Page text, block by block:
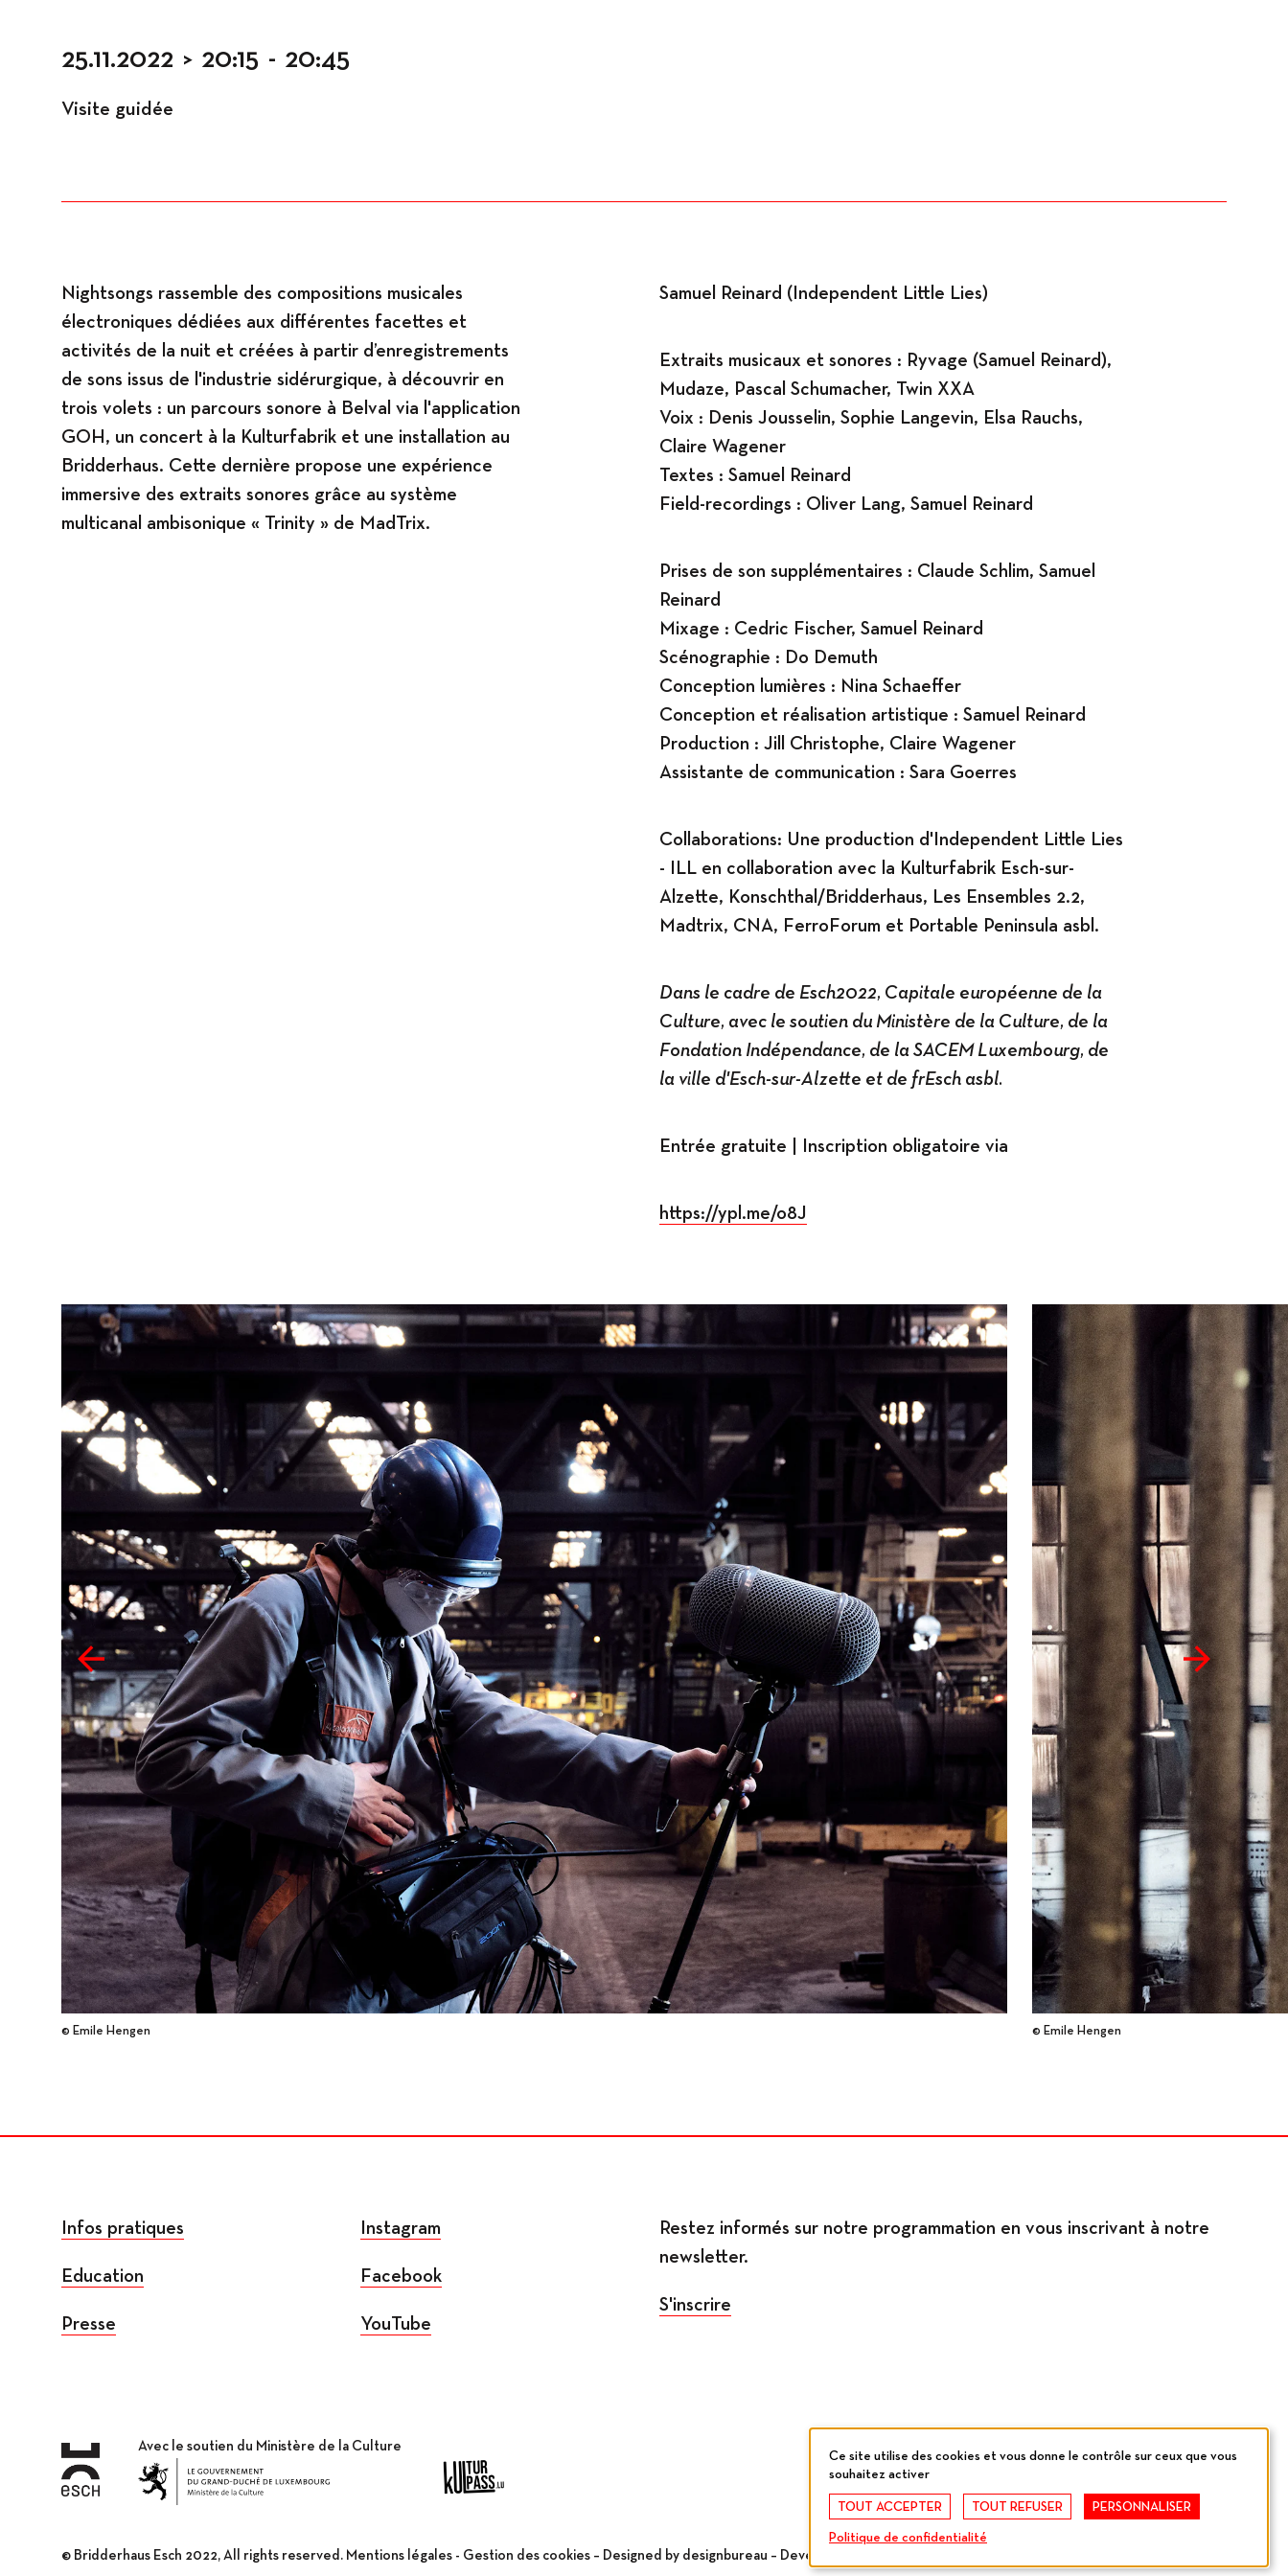
25.11.2022 > 20:15 - 20:45
Visite guidée
Nightsongs rassemble des compositions musicales
électroniques dédiées aux différentes facettes et
activités de la nuit et créées à partir d’enregistrements
de sons issus de l'industrie sidérurgique, à découvrir en
trois volets : un parcours sonore à Belval via l'application
GOH, un concert à la Kulturfabrik et une installation au
Bridderhaus. Cette dernière propose une expérience
immersive des extraits sonores grâce au système
multicanal ambisonique « Trinity » de MadTrix.
Samuel Reinard (Independent Little Lies)
Extraits musicaux et sonores : Ryvage (Samuel Reinard),
Mudaze, Pascal Schumacher, Twin XXA
Voix : Denis Jousselin, Sophie Langevin, Elsa Rauchs,
Claire Wagener
Textes : Samuel Reinard
Field-recordings : Oliver Lang, Samuel Reinard
Prises de son supplémentaires : Claude Schlim, Samuel
Reinard
Mixage : Cedric Fischer, Samuel Reinard
Scénographie : Do Demuth
Conception lumières : Nina Schaeffer
Conception et réalisation artistique : Samuel Reinard
Production : Jill Christophe, Claire Wagener
Assistante de communication : Sara Goerres
Collaborations: Une production d'Independent Little Lies
- ILL en collaboration avec la Kulturfabrik Esch-sur-
Alzette, Konschthal/Bridderhaus, Les Ensembles 2.2,
Madtrix, CNA, FerroForum et Portable Peninsula asbl.
Dans le cadre de Esch2022, Capitale européenne de la
Culture, avec le soutien du Ministère de la Culture, de la
Fondation Indépendance, de la SACEM Luxembourg, de
la ville d'Esch-sur-Alzette et de frEsch asbl.
Entrée gratuite | Inscription obligatoire via
https://ypl.me/o8J
© Emile Hengen © Emile Hengen
Infos pratiques
Education
Presse
Instagram
Facebook
YouTube
Restez informés sur notre programmation en vous inscrivant à notre
newsletter.
S'inscrire
Avec le soutien du Ministère de la Culture
© Bridderhaus Esch 2022, All rights reserved. Mentions légales - Gestion des cookies – Designed by designbureau – Developed by
Ce site utilise des cookies et vous donne le contrôle sur ceux que vous
souhaitez activer
TOUT ACCEPTER TOUT REFUSER PERSONNALISER
Politique de confidentialité